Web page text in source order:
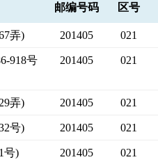
邮编号码 区号
弄) 201405 021
918号
201405 021
弄) 201405 021
号) 201405 021
号) 201405 021